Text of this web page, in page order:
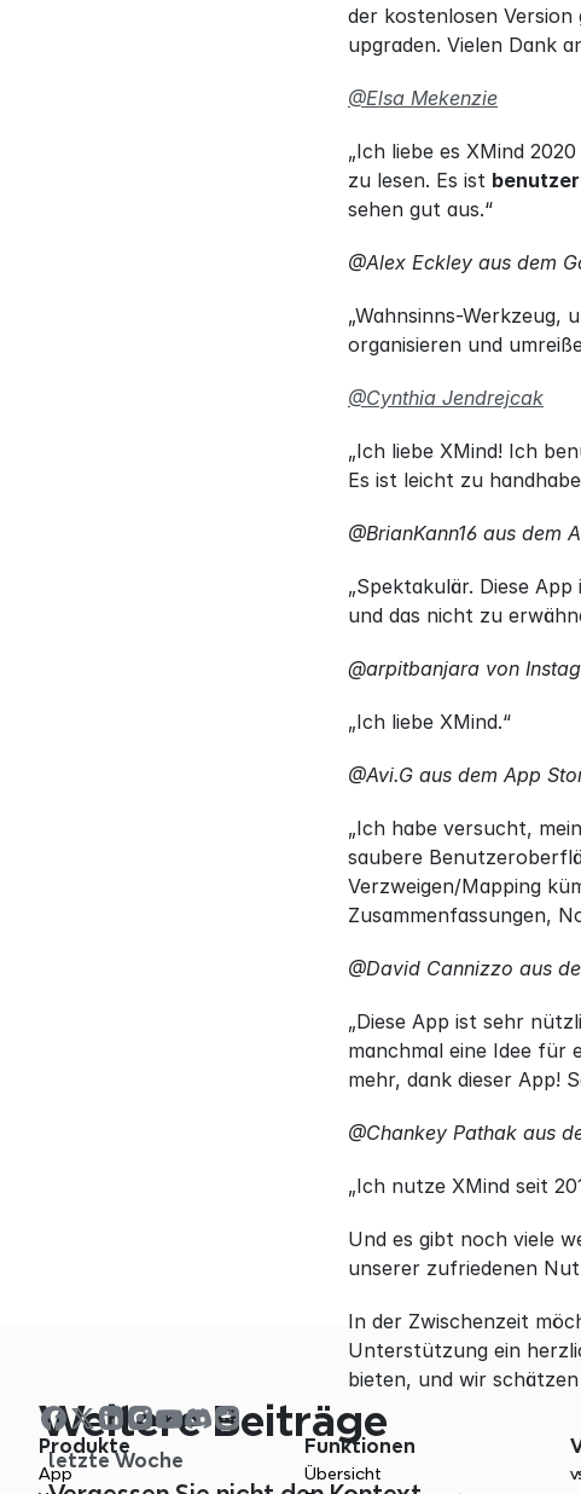
der kostenlosen
upgraden. Vielen Dank
@Elsa Mekenzie
„Ich liebe es XMind
zu lesen. Es ist
sehen gut aus.“
@Alex Eckley aus dem
„Wahnsinns-
organisieren und
@Cynthia Jendrejcak
„Ich liebe XMind! Ich
Es ist leicht zu
@BrianKann16 aus dem
„Spektakulär. Diese
und das nicht zu
@arpitbanjara von
„Ich liebe XMind.“
@Avi.G aus dem App
„Ich habe versucht,
saubere
Verzweigen/Mapping
Zusammenfassungen,
@David Cannizzo aus
„Diese App ist sehr
manchmal eine Idee für
mehr, dank dieser App!
@Chankey Pathak aus
„Ich nutze XMind seit
Und es gibt noch viele
unserer zufriedenen
In der Zwischenzeit
Unterstützung ein
bieten, und wir
Weitere Beiträge
letzte Woche
Produkte
App
Funktionen
Übersicht